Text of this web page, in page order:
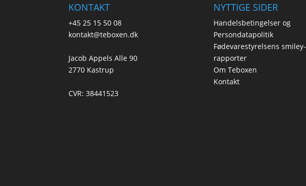
KONTAKT
+45 25 15 50 08
kontakt@teboxen.dk
Jacob Appels Alle 90
2770 Kastrup
CVR: 38441523
NYTTIGE SIDER
Handelsbetingelser og
Persondatapolitik
Fødevarestyrelsens smiley-
rapporter
Om Teboxen
Kontakt